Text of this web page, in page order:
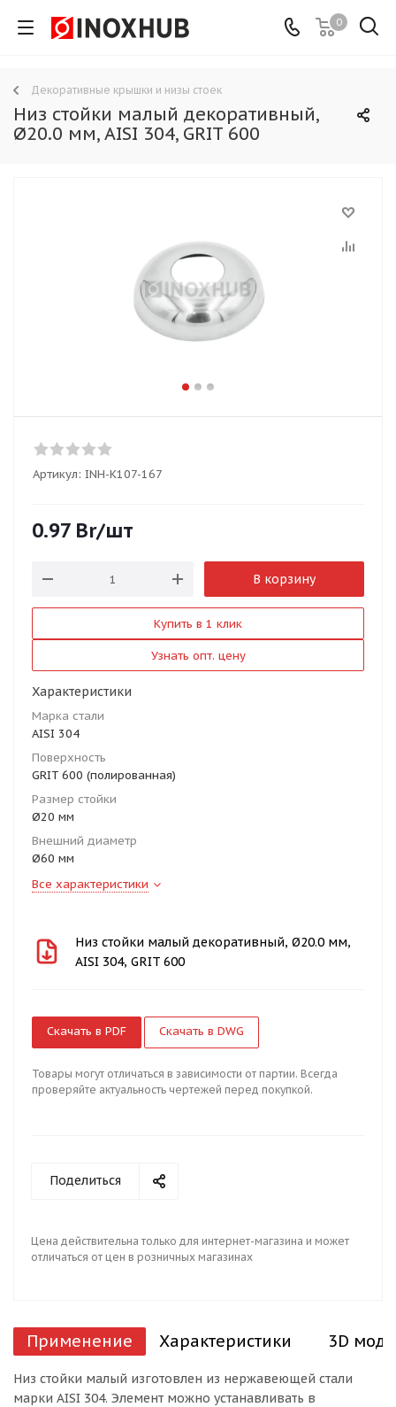
0
Декоративные крышки и низы стоек
Низ стойки малый декоративный,
Ø20.0 мм, AISI 304, GRIT 600
Артикул: INH-K107-167
0.97 Br/шт
В корзину
Купить в 1 клик
Узнать опт. цену
Характеристики
Марка стали
AISI 304
Поверхность
GRIT 600 (полированная)
Размер стойки
Ø20 мм
Внешний диаметр
Ø60 мм
Все характеристики
Низ стойки малый декоративный, Ø20.0 мм,
AISI 304, GRIT 600
Скачать в PDF Скачать в DWG
Товары могут отличаться в зависимости от партии. Всегда
проверяйте актуальность чертежей перед покупкой.
Поделиться
Цена действительна только для интернет-магазина и может
отличаться от цен в розничных магазинах
Применение Характеристики 3D
Низ стойки малый изготовлен из нержавеющей стали
марки AISI 304. Элемент можно устанавливать в